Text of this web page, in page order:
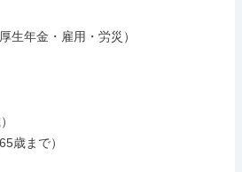
生年金・雇用・労災）
歳まで）